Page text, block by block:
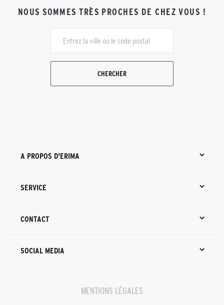
NOUS SOMMES TRÈS PROCHES DE CHEZ VOUS !
CHERCHER
A PROPOS D'ERIMA
SERVICE
CONTACT
SOCIAL MEDIA
MENTIONS LÉGALES